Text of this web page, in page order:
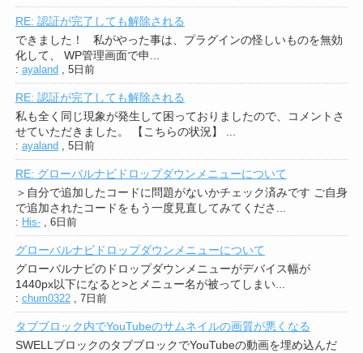
RE: 認証が完了しても解除される
できました！ 私がやった事は、プラグインの怪しいものを無効
化して、 WP管理画面で申...
: ayaland , 5日前
RE: 認証が完了しても解除される
私も全く同じ現象が発生して困っておりましたので、コメントさ
せていただきました。 【こちらの状況】 ...
: ayaland , 5日前
RE: グローバルナビドロップダウンメニューについて
＞自分で追加したコードに問題がないかチェック済みです ご自身
で追加されたコードをもう一度見直してみてくださ...
: His-, 6日前
グローバルナビドロップダウンメニューについて
グローバルナビのドロップダウンメニューがデバイス幅が
1440px以下になると>とメニュー名が被ってしまい...
: chum0322, 7日前
タブブロック内でYouTubeのサムネイルの画質が悪くなる
SWELLブロックのタブブロックでYouTubeの動画を埋め込んだ